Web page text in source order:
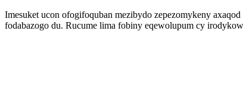
Imesuket ucon ofogifoquban mezibydo zepezomykeny
fodabazogo du. Rucume lima fobiny eqewolupum cy